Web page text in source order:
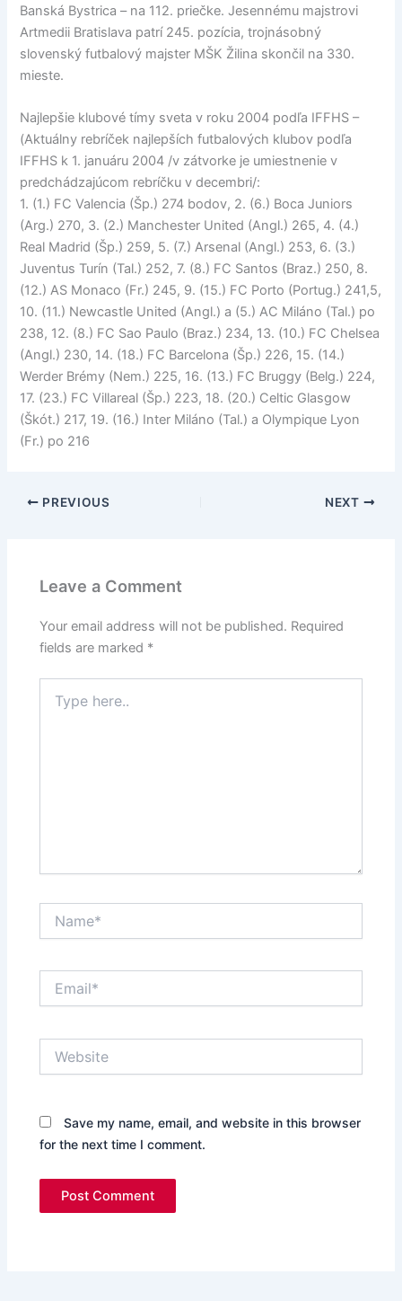
Banská Bystrica – na 112. priečke. Jesennému majstrovi
Artmedii Bratislava patrí 245. pozícia, trojnásobný
slovenský futbalový majster MŠK Žilina skončil na 330.
mieste.
Najlepšie klubové tímy sveta v roku 2004 podľa IFFHS –
(Aktuálny rebríček najlepších futbalových klubov podľa
IFFHS k 1. januáru 2004 /v zátvorke je umiestnenie v
predchádzajúcom rebríčku v decembri/:
1. (1.) FC Valencia (Šp.) 274 bodov, 2. (6.) Boca Juniors
(Arg.) 270, 3. (2.) Manchester United (Angl.) 265, 4. (4.)
Real Madrid (Šp.) 259, 5. (7.) Arsenal (Angl.) 253, 6. (3.)
Juventus Turín (Tal.) 252, 7. (8.) FC Santos (Braz.) 250, 8.
(12.) AS Monaco (Fr.) 245, 9. (15.) FC Porto (Portug.) 241,5,
10. (11.) Newcastle United (Angl.) a (5.) AC Miláno (Tal.) po
238, 12. (8.) FC Sao Paulo (Braz.) 234, 13. (10.) FC Chelsea
(Angl.) 230, 14. (18.) FC Barcelona (Šp.) 226, 15. (14.)
Werder Brémy (Nem.) 225, 16. (13.) FC Bruggy (Belg.) 224,
17. (23.) FC Villareal (Šp.) 223, 18. (20.) Celtic Glasgow
(Škót.) 217, 19. (16.) Inter Miláno (Tal.) a Olympique Lyon
(Fr.) po 216
PREVIOUS NEXT
Leave a Comment
Your email address will not be published. Required
fields are marked *
here..
Save my name, email, and website in this browser
for the next time I comment.